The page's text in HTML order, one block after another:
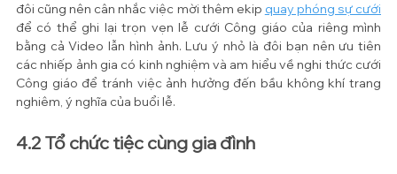
đôi cũng nên cân nhắc việc mời thêm ekip quay phóng sự cưới
để có thể ghi lại trọn vẹn lễ cưới Công giáo của riêng mình
bằng cả Video lẫn hình ảnh. Lưu ý nhỏ là đôi bạn nên ưu tiên
các nhiếp ảnh gia có kinh nghiệm và am hiểu về nghi thức cưới
Công giáo để tránh việc ảnh hưởng đến bầu không khí trang
nghiêm, ý nghĩa của buổi lễ.
4.2 Tổ chức tiệc cùng gia đình